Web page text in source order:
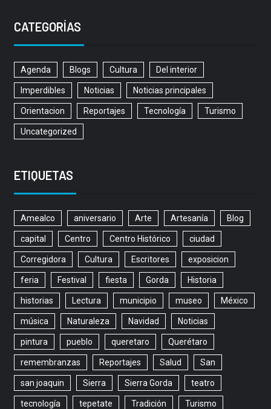
CATEGORÍAS
Agenda Blogs Cultura Del interior
Imperdibles Noticias Noticias principales
Orientacion Reportajes Tecnología Turismo
Uncategorized
ETIQUETAS
Amealco aniversario Arte Artesanía Blog
capital Centro Centro Histórico ciudad
Corregidora Cultura Escritores exposicion
feria Festival fiesta Gorda Historia
historias Lectura municipio museo México
música Naturaleza Navidad Noticias
pintura pueblo queretaro Querétaro
remembranzas Reportajes Salud San
san joaquin Sierra Sierra Gorda teatro
tecnología tepetate Tradición Turismo